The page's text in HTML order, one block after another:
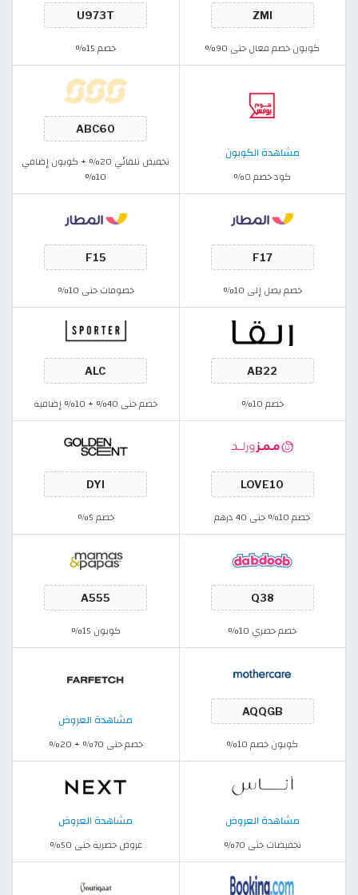
كوبون خصم فعال حتى 90% خصم 15%
مشاهدة الكوبون
كود خصم ٥%
تخفيض تلقائي 20% + كوبون إضافي
10%
خصم يصل إلى 10% خصومات حتى 10%
خصم 10% خصم حتى 40% + 10% إضافية
خصم 10% حتى 40 درهم خصم 5%
خصم حصري 10% كوبون 15%
كوبون خصم 10%
مشاهدة العروض
خصم حتى 70% + 20%
مشاهدة العروض
تخفيضات حتى 70%
مشاهدة العروض
عروض حصرية حتى 50%